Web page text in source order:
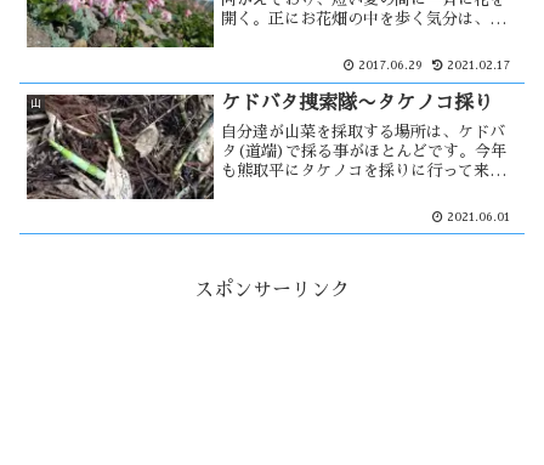
開く。正にお花畑の中を歩く気分は、今
いものだ。秋田県には多くの山が有りま
にあり高山植物の宝庫で・・
2017.06.29 2021.02.17
山 ケドバタ捜索隊〜タケノコ採り
自分達が山菜を採取する場所は、ケドバ
タ(道端)で採る事がほとんどです。今年
も熊取平にタケノコを採りに行って来ま
た場所で、それ以降中々良い日に当たら
2021.06.01
スポンサーリンク